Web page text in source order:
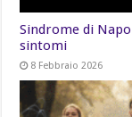
Sindrome di
sintomi
8 Febbraio 2026